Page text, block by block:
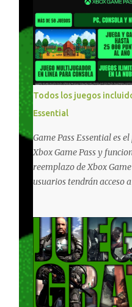
oferta también cuentan
Xbox Play Anywhere, lo
jugarlos y mantener un
compartido en Windows
tenemos un listado de
por acá . ¿Aún necesitas
compras? Tenemos un
vídeo para que se quiten
generales de cómo hacer
Podes consultar un
promociones desde
tener actualizaciones
- México Ofertas -
España Todas las ofertas
también aplican a Xbox
de los jue...
Todos los juegos
Essential
Game Pass Essential es
Xbox Game Pass y
reemplazo de Xbox Game
usuarios tendrán acceso
adicionales que fueron
recientemente. Essential
novedades una serie de
diferentes juegos free to
Xbox y PC, que van
de personajes, paquetes